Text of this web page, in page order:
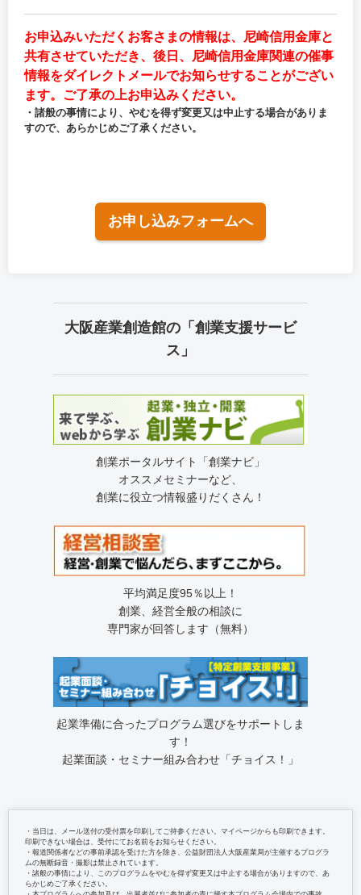
お申込みいただくお客さまの情報は、尼崎信用金庫と
共有させていただき、後日、尼崎信用金庫関連の催事
情報をダイレクトメールでお知らせすることがござい
ます。ご了承の上お申込みください。
・諸般の事情により、やむを得ず変更又は中止する場合がありま
すので、あらかじめご了承ください。
お申し込みフォームへ
大阪産業創造館の「創業支援サービ
ス」
創業ポータルサイト「創業ナビ」
オススメセミナーなど、
創業に役立つ情報盛りだくさん！
平均満足度95％以上！
創業、経営全般の相談に
専門家が回答します（無料）
起業準備に合ったプログラム選びをサポートしま
す！
起業面談・セミナー組み合わせ「チョイス！」
・当日は、メール送付の受付票を印刷してご持参ください。マイページからも印刷できます。
印刷できない場合は、受付にてお名前をお知らせください。
・報道関係者などの事前承認を受けた方を除き、公益財団法人大阪産業局が主催するプログラ
ムの無断録音・撮影は禁止されています。
・諸般の事情により、このプログラムをやむを得ず変更又は中止する場合がありますので、あ
らかじめご了承ください。